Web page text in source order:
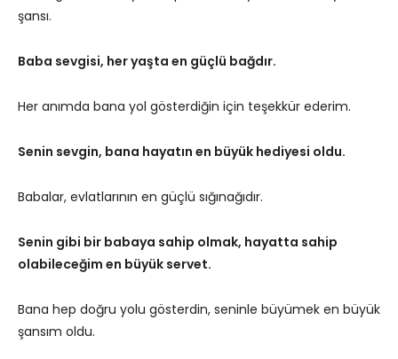
şansı.
Baba sevgisi, her yaşta en güçlü bağdır.
Her anımda bana yol gösterdiğin için teşekkür ederim.
Senin sevgin, bana hayatın en büyük hediyesi oldu.
Babalar, evlatlarının en güçlü sığınağıdır.
Senin gibi bir babaya sahip olmak, hayatta sahip
olabileceğim en büyük servet.
Bana hep doğru yolu gösterdin, seninle büyümek en büyük
şansım oldu.